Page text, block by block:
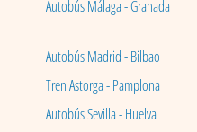
Autobús Málaga - Granada
Autobús Madrid - Bilbao
Tren Astorga - Pamplona
Autobús Sevilla - Huelva